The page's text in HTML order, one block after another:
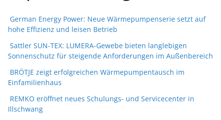
German Energy Power: Neue Wärmepumpenserie setzt auf
hohe Effizienz und leisen Betrieb
Sattler SUN-TEX: LUMERA-Gewebe bieten langlebigen
Sonnenschutz für steigende Anforderungen im Außenbereich
BRÖTJE zeigt erfolgreichen Wärmepumpentausch im
Einfamilienhaus
REMKO eröffnet neues Schulungs- und Servicecenter in
Illschwang